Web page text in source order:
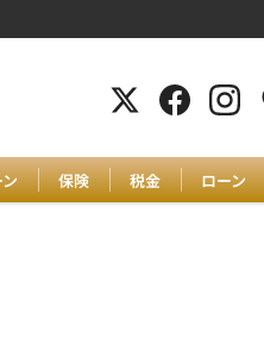
保険 税金 ローン